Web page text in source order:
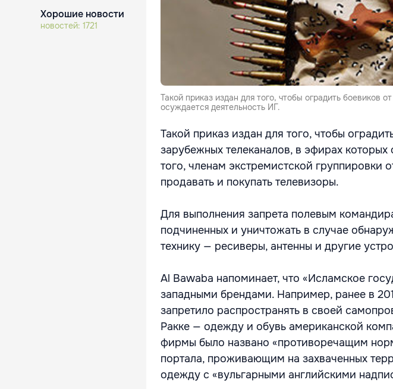
Хорошие новости
новостей: 1721
Такой приказ издан для того, чтобы оградить боевиков
осуждается деятельность ИГ.
Такой приказ издан для того, чтобы
зарубежных телеканалов, в эфирах
того, членам экстремистской группировки
продавать и покупать телевизоры.
Для выполнения запрета полевым
подчиненных и уничтожать в случае
технику — ресиверы, антенны и другие
Al Bawaba напоминает, что «Исламское
западными брендами. Например, ранее в
запретило распространять в своей
Ракке — одежду и обувь американской
фирмы было названо «противоречащим
портала, проживающим на захваченных
одежду с «вульгарными английскими